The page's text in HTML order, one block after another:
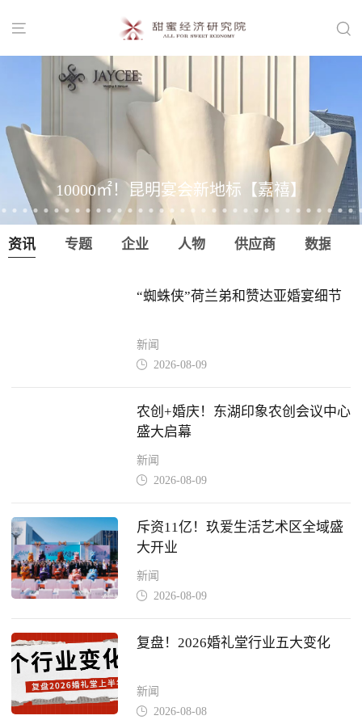
 
10000㎡！昆明宴会新地标【嘉禧】
资讯 专题 企业 人物 供应商 数据
“蜘蛛侠”荷兰弟和赞达亚婚宴细节
新闻
 2026-08-09
农创+婚庆！东湖印象农创会议中心
盛大启幕
新闻
 2026-08-09
斥资11亿！玖爱生活艺术区全域盛
大开业
新闻
 2026-08-09
复盘！2026婚礼堂行业五大变化
新闻
 2026-08-08